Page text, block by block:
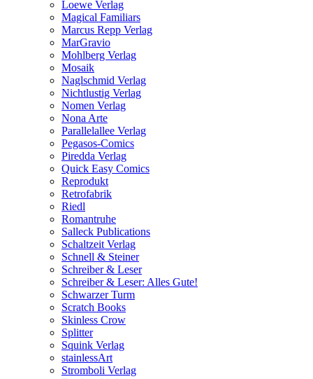
Loewe Verlag
Magical Familiars
Marcus Repp Verlag
MarGravio
Mohlberg Verlag
Mosaik
Naglschmid Verlag
Nichtlustig Verlag
Nomen Verlag
Nona Arte
Parallelallee Verlag
Pegasos-Comics
Piredda Verlag
Quick Easy Comics
Reprodukt
Retrofabrik
Riedl
Romantruhe
Salleck Publications
Schaltzeit Verlag
Schnell & Steiner
Schreiber & Leser
Schreiber & Leser: Alles Gute!
Schwarzer Turm
Scratch Books
Skinless Crow
Splitter
Squink Verlag
stainlessArt
Stromboli Verlag